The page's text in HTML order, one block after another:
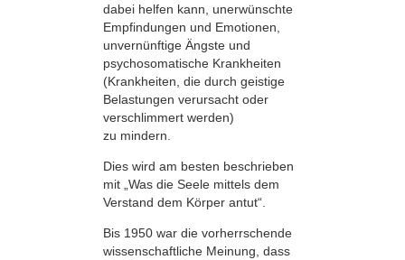
dabei helfen kann, unerwünschte
Empfindungen und Emotionen,
unvernünftige Ängste und
psychosomatische Krankheiten
(Krankheiten, die durch geistige
Belastungen verursacht oder
verschlimmert werden)
zu mindern.
Dies wird am besten beschrieben
mit „Was die Seele mittels dem
Verstand dem Körper antut“.
Bis 1950 war die vorherrschende
wissenschaftliche Meinung, dass